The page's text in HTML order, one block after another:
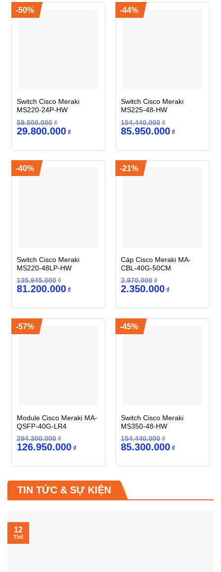
-50%
Switch Cisco Meraki
MS220-24P-HW
59.500.000 ₫
Giá
gốc
29.800.000 ₫Giá
hiện
-44%
Switch Cisco Meraki
MS225-48-HW
154.440.000 ₫
Giá
gốc
85.950.000 ₫Giá
hiện
-40%
Switch Cisco Meraki
MS220-48LP-HW
135.945.000 ₫
Giá
gốc
81.200.000 ₫Giá
hiện
-21%
Cáp Cisco Meraki MA-
CBL-40G-50CM
2.970.000 ₫
Giá
gốc
2.350.000 ₫Giá
hiện
-57%
Module Cisco Meraki MA-
QSFP-40G-LR4
294.300.000 ₫
Giá
gốc
126.950.000 ₫Giá
hiện
-45%
Switch Cisco Meraki
MS350-48-HW
154.440.000 ₫
Giá
gốc
85.300.000 ₫Giá
hiện
TIN TỨC & SỰ KIỆN
12
Th6